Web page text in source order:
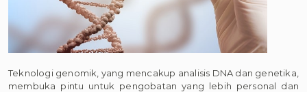
Teknologi genomik, yang mencakup analisis DNA dan genetika,
membuka pintu untuk pengobatan yang lebih personal dan